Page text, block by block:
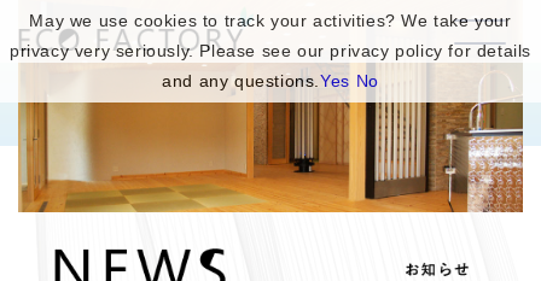
May we use cookies to track your activities? We take your
privacy very seriously. Please see our privacy policy for details
and any questions.Yes No